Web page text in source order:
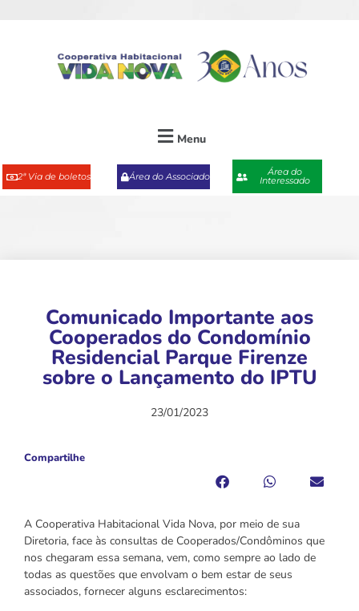
Menu
2ª Via de boletos Área do Associado Área do
Interessado
Comunicado Importante aos
Cooperados do Condomínio
Residencial Parque Firenze
sobre o Lançamento do IPTU
23/01/2023
Compartilhe
A Cooperativa Habitacional Vida Nova, por meio de sua
Diretoria, face às consultas de Cooperados/Condôminos que
nos chegaram essa semana, vem, como sempre ao lado de
todas as questões que envolvam o bem estar de seus
associados, fornecer alguns esclarecimentos: